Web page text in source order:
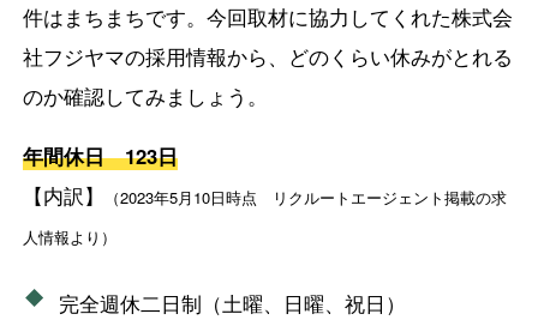
件はまちまちです。今回取材に協力してくれた株式会
社フジヤマの採用情報から、どのくらい休みがとれる
のか確認してみましょう。
年間休日 123日
【内訳】
（2023年5月10日時点 リクルートエージェント掲載の求
人情報より）
完全週休二日制（土曜、日曜、祝日）